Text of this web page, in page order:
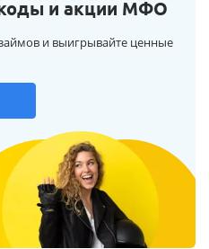
и акции МФО
и выигрывайте ценные